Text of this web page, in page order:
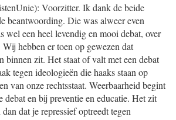
Voorzitter. Ik dank de beide
beantwoording. Die was alweer even
wel een heel levendig en mooi debat, over
hebben er toen op gewezen dat
binnen zit. Het staat of valt met een debat
tegen ideologieën die haaks staan op
van onze rechtsstaat. Weerbaarheid begint
debat en bij preventie en educatie. Het zit
dat je repressief optreedt tegen